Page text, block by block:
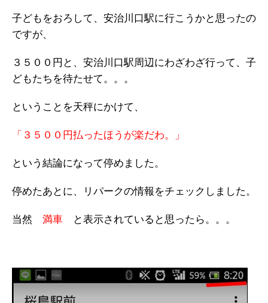
子どもをおろして、安治川口駅に行こうかと思ったの
ですが、
３５００円と、安治川口駅周辺にわざわざ行って、子
どもたちを待たせて。。。
ということを天秤にかけて、
「３５００円払ったほうが楽だわ。」
という結論になって停めました。
停めたあとに、リパークの情報をチェックしました。
当然 満車 と表示されていると思ったら。。。